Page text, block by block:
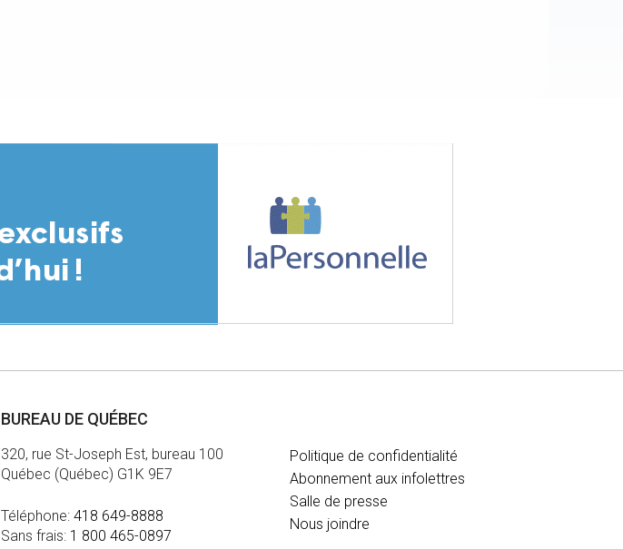
BUREAU DE QUÉBEC
320, rue St-Joseph Est, bureau 100
Québec (Québec) G1K 9E7
Téléphone:418 649-8888
Sans frais: 1 800 465-0897
Politique de confidentialité
Abonnement aux infolettres
Salle de presse
Nous joindre